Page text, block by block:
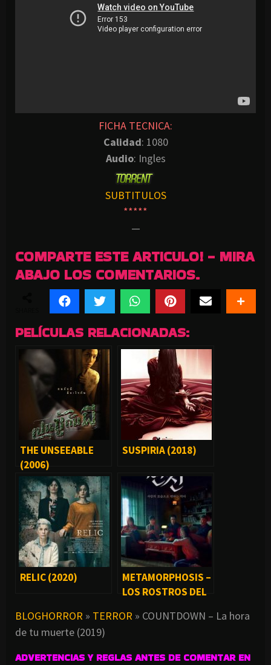
FICHA TECNICA:
Calidad: 1080
Audio: Ingles
SUBTITULOS
*****
—
COMPARTE ESTE ARTICULO! - MIRA
ABAJO LOS COMENTARIOS.
PELÍCULAS RELACIONADAS:
THE UNSEEABLE
(2006)
SUSPIRIA (2018)
RELIC (2020)
METAMORPHOSIS –
LOS ROSTROS DEL
BLOGHORROR » TERROR » COUNTDOWN – La hora
de tu muerte (2019)
ADVERTENCIAS Y REGLAS ANTES DE COMENTAR EN